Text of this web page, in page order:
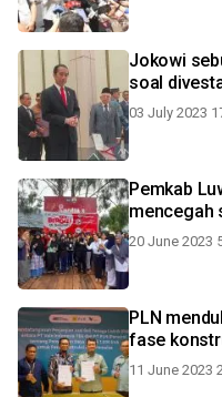
Jokowi
soal
03 July 2023
Pemkab
mencegah
20 June 2023
PLN
fase
11 June 2023